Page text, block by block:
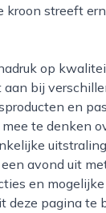
kroon streeft
bij
en
te denken
avond uit
en
pagina te